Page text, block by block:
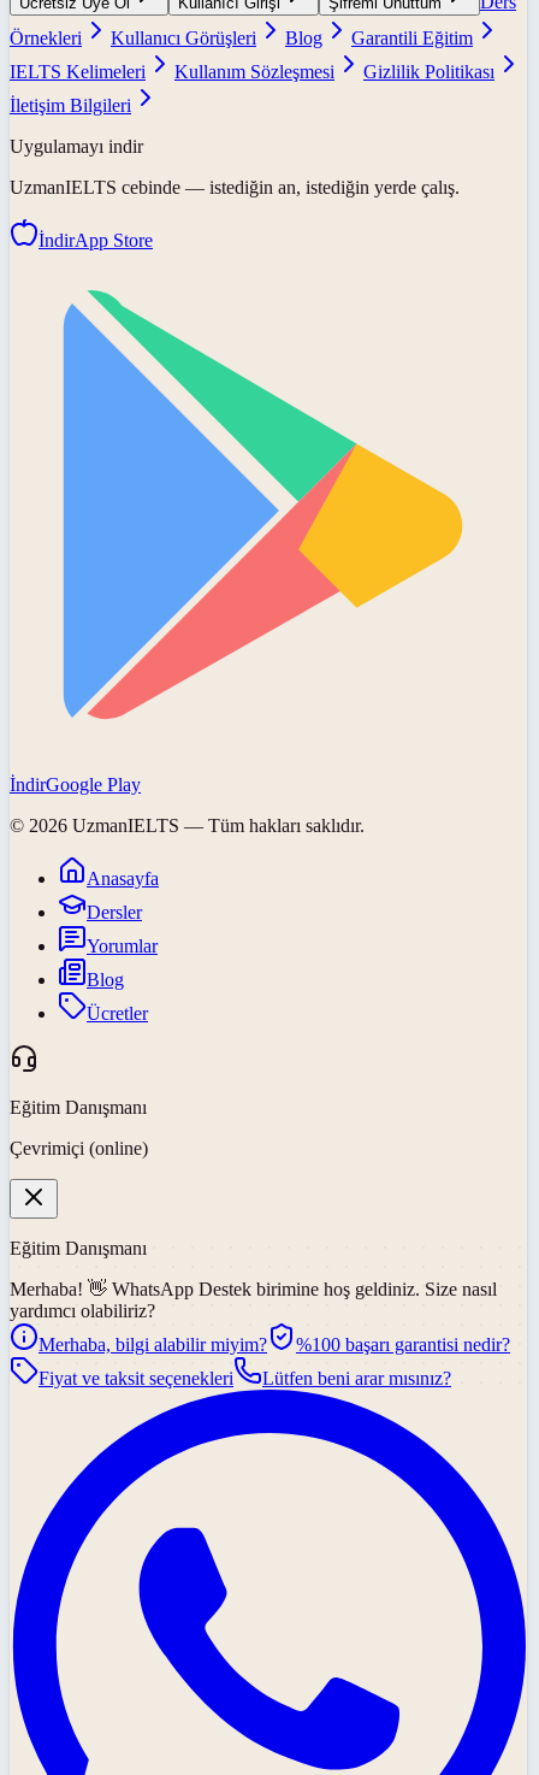
Örnekleri
Kullanıcı Görüşleri Blog
Garantili Eğitim
IELTS Kelimeleri
Kullanım Sözleşmesi
Gizlilik Politikası
İletişim Bilgileri
Uygulamayı indir
UzmanIELTS cebinde — istediğin an, istediğin yerde çalış.
İndirApp Store
İndirGoogle Play
© 2026 UzmanIELTS — Tüm hakları saklıdır.
Anasayfa
Dersler
Yorumlar
Blog
Ücretler
Eğitim Danışmanı
Çevrimiçi (online)
Eğitim Danışmanı
Merhaba! 👋 WhatsApp Destek birimine hoş geldiniz. Size nasıl
yardımcı olabiliriz?
Merhaba, bilgi alabilir miyim?
%100 başarı garantisi nedir?
Fiyat ve taksit seçenekleri
Lütfen beni arar mısınız?